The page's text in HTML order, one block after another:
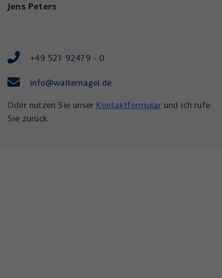
Jens Peters
+49 521 92479 - 0
info@walternagel.de
Oder nutzen Sie unser Kontaktformular und ich rufe
Sie zurück.